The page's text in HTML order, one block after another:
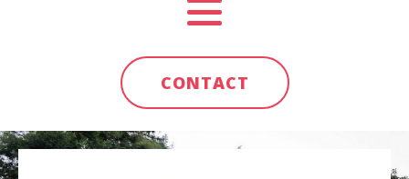
CONTACT